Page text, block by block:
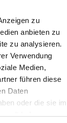
zu
anbieten zu
zu analysieren.
Verwendung
Medien,
führen diese
Daten
oder die sie im
haben.